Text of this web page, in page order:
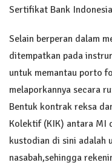
Sertifikat Bank
Selain berperan dalam
ditempatkan pada
untuk memantau porto
melaporkannya secara
Bentuk kontrak reksa
Kolektif (KIK) antara MI
kustodian di sini adalah
nasabah,sehingga